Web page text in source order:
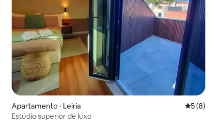
Apartamento ⋅ Leiria 5 de
5 (8)
Estúdio superior de luxo